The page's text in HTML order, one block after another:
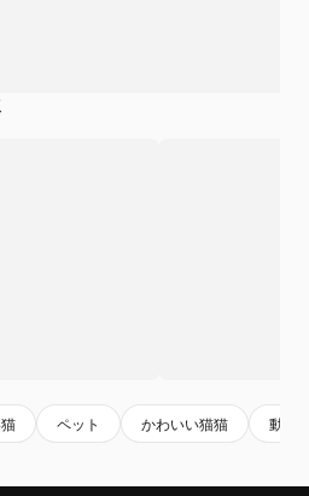
ペット かわいい猫猫 動物